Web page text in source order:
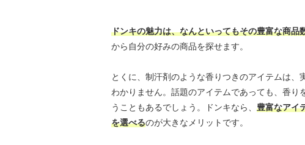
ドンキの魅力は、なんといってもその豊富な商品
から自分の好みの商品を探せます。
とくに、制汗剤のような香りつきのアイテムは
わかりません。話題のアイテムであっても、香
うこともあるでしょう。ドンキなら、 豊富なアイ
を選べるのが大きなメリットです。